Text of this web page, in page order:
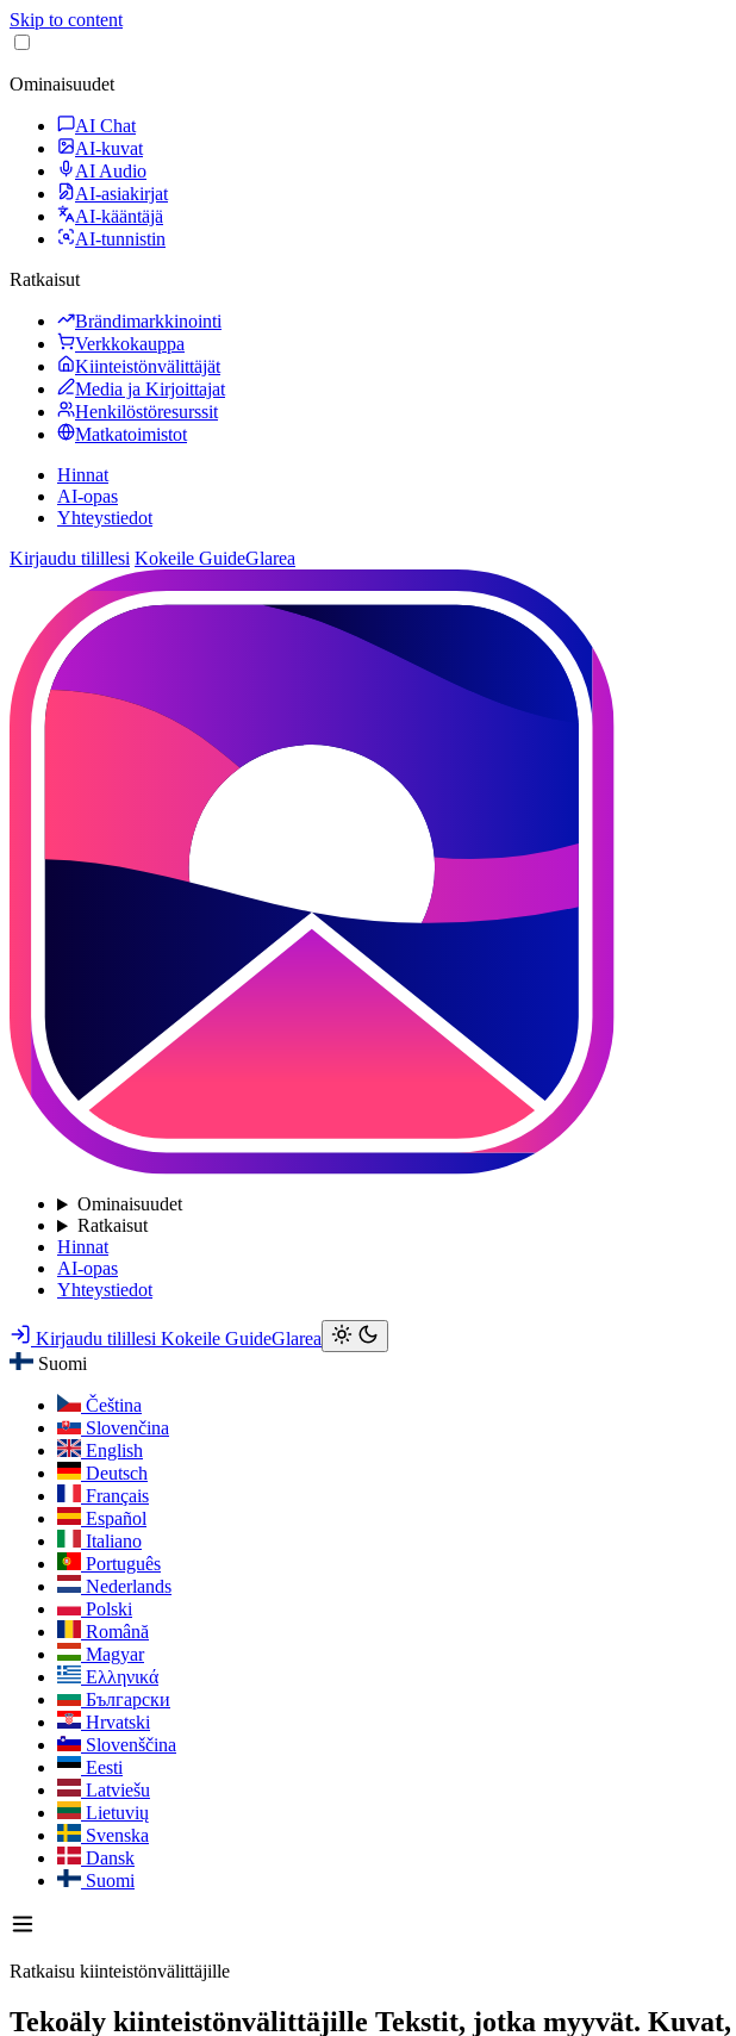
Skip to content
Ominaisuudet
AI Chat
AI-kuvat
AI Audio
AI-asiakirjat
AI-kääntäjä
AI-tunnistin
Ratkaisut
Brändimarkkinointi
Verkkokauppa
Kiinteistönvälittäjät
Media ja Kirjoittajat
Henkilöstöresurssit
Matkatoimistot
Hinnat
AI-opas
Yhteystiedot
Kirjaudu tilillesi Kokeile GuideGlarea
Ominaisuudet
Ratkaisut
Hinnat
AI-opas
Yhteystiedot
Kirjaudu tilillesi Kokeile GuideGlarea
Suomi
Čeština
Slovenčina
English
Deutsch
Français
Español
Italiano
Português
Nederlands
Polski
Română
Magyar
Ελληνικά
Български
Hrvatski
Slovenščina
Eesti
Latviešu
Lietuvių
Svenska
Dansk
Suomi
Ratkaisu kiinteistönvälittäjille
Tekoäly kiinteistönvälittäjille Tekstit, jotka myyvät.